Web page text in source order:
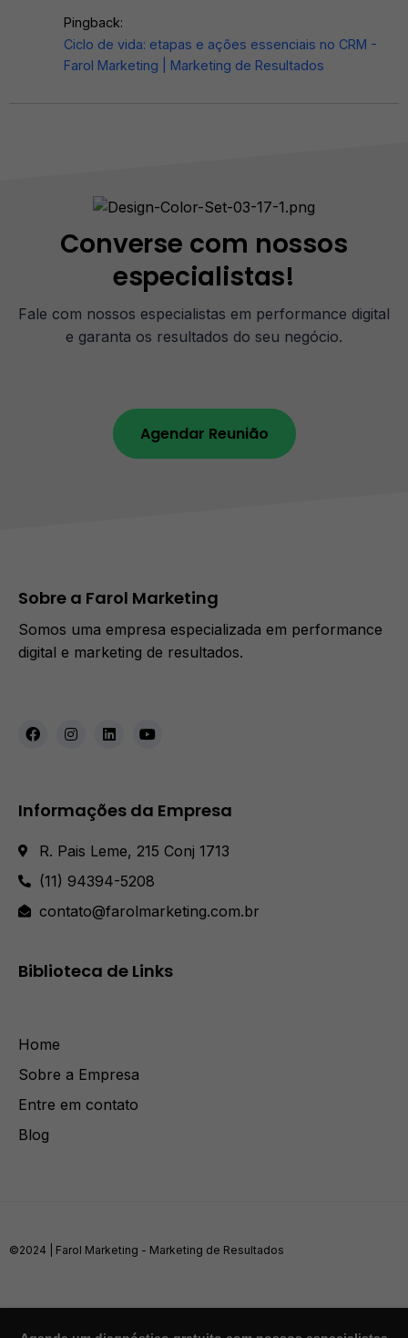
Pingback:
Ciclo de vida: etapas e ações essenciais no CRM -
Farol Marketing | Marketing de Resultados
Converse com nossos
especialistas!​
Fale com nossos especialistas em performance digital
e garanta os resultados do seu negócio.​
Agendar Reunião
Sobre a Farol Marketing
Somos uma empresa especializada em performance
digital e marketing de resultados.
Informações da Empresa
R. Pais Leme, 215 Conj 1713
(11) 94394-5208
contato@farolmarketing.com.br
Biblioteca de Links
Home
Sobre a Empresa
Entre em contato
Blog
©2024 | Farol Marketing - Marketing de Resultados